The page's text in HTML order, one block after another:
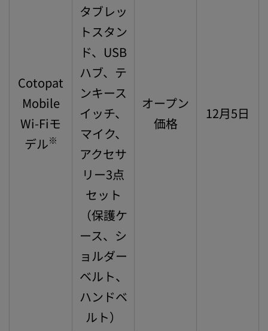
Cotopat
Mobile
Wi-Fiモ
デル※
タブレッ
トスタン
ド、USB
ハブ、テ
ンキース
イッチ、
マイク、
アクセサ
リー3点
セット
（保護ケ
ース、シ
ョルダー
ベルト、
ハンドベ
ルト）
オープン
価格
12月5日